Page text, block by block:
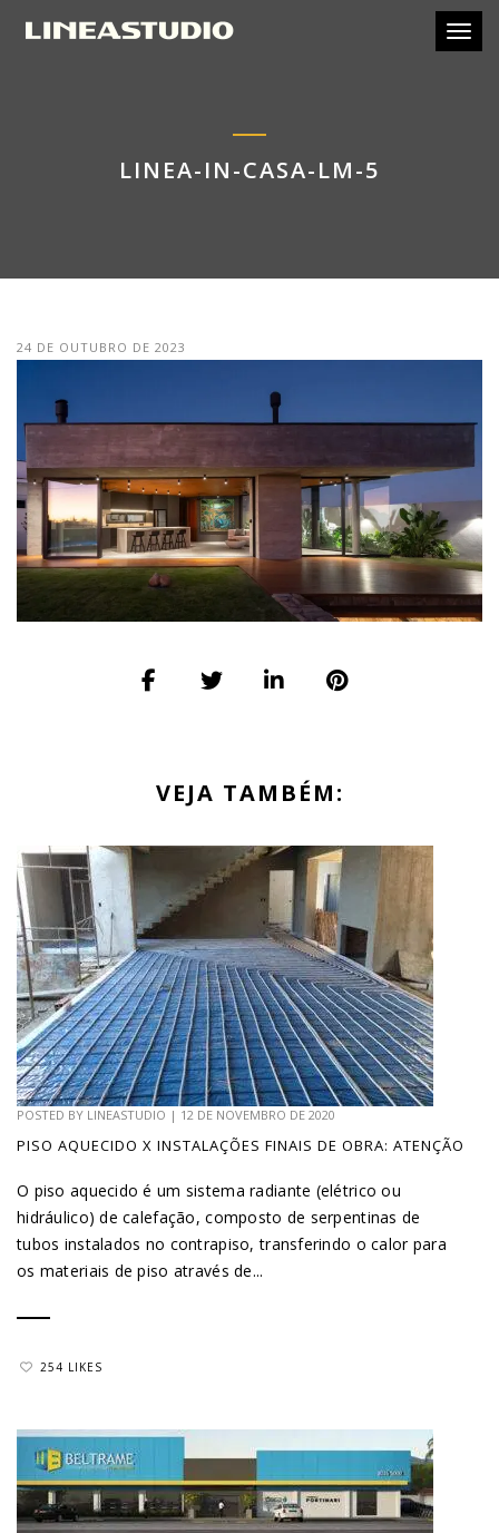
LINEA-IN-CASA-LM-5
24 DE OUTUBRO DE 2023
VEJA TAMBÉM:
POSTED BY LINEASTUDIO | 12 DE NOVEMBRO DE 2020
PISO AQUECIDO X INSTALAÇÕES FINAIS DE OBRA: ATENÇÃO
O piso aquecido é um sistema radiante (elétrico ou
hidráulico) de calefação, composto de serpentinas de
tubos instalados no contrapiso, transferindo o calor para
os materiais de piso através de...
254 LIKES